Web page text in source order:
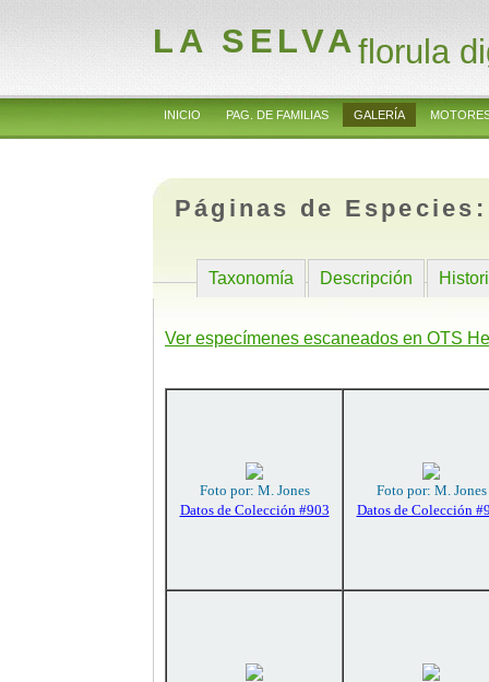
LA SELVAflorula
INICIO PAG. DE FAMILIAS GALERÍA
Páginas de
Taxonomía Descripción
Ver especímenes escaneados en OTS
Foto por: M. Jones
Datos de Colección #903
Foto por: M. Jones
Datos de Colección